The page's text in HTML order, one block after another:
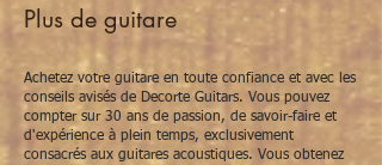
Topkam 44 mm
12de fret 54 mm
Snaarlengte 645 mm
Plus de guitare
Achetez votre guitare en toute confiance et avec les
conseils avisés de Decorte Guitars. Vous pouvez
compter sur 30 ans de passion, de savoir-faire et
d'expérience à plein temps, exclusivement
consacrés aux guitares acoustiques. Vous obtenez